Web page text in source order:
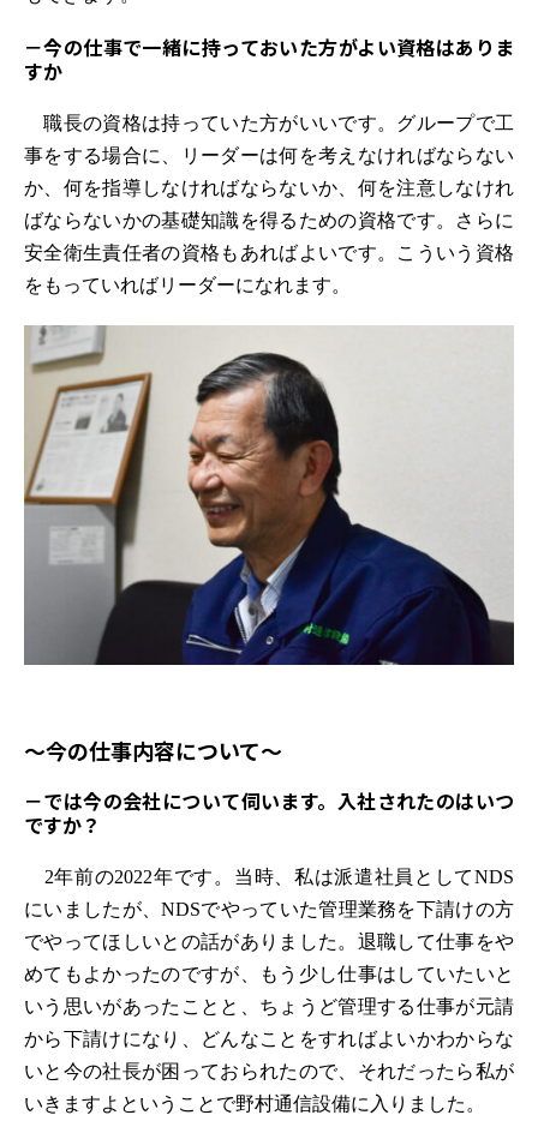
－今の仕事で一緒に持っておいた方がよい資格はありま
すか
職長の資格は持っていた方がいいです。グループで工
事をする場合に、リーダーは何を考えなければならない
か、何を指導しなければならないか、何を注意しなけれ
ばならないかの基礎知識を得るための資格です。さらに
安全衛生責任者の資格もあればよいです。こういう資格
をもっていればリーダーになれます。
～今の仕事内容について～
－では今の会社について伺います。入社されたのはいつ
ですか？
2年前の2022年です。当時、私は派遣社員としてNDS
にいましたが、NDSでやっていた管理業務を下請けの方
でやってほしいとの話がありました。退職して仕事をや
めてもよかったのですが、もう少し仕事はしていたいと
いう思いがあったことと、ちょうど管理する仕事が元請
から下請けになり、どんなことをすればよいかわからな
いと今の社長が困っておられたので、それだったら私が
いきますよということで野村通信設備に入りました。